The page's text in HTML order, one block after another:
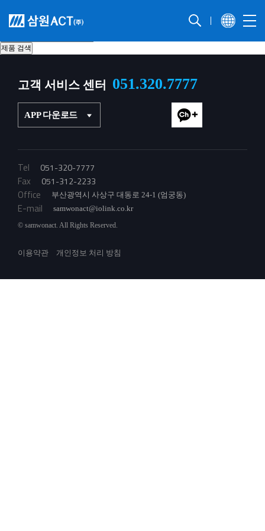
고객 서비스 센터 051.320.7777
APP 다운로드
Tel 051-320-7777
Fax 051-312-2233
Office 부산광역시 사상구 대동로 24-1 (엄궁동)
E-mail samwonact@iolink.co.kr
© samwonact. All Rights Reserved.
이용약관 개인정보 처리 방침